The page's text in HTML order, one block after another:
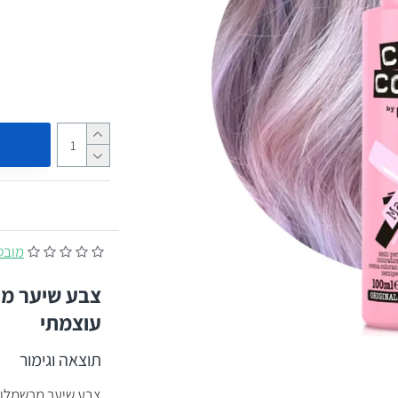
מובסס
עוצמתי
תוצאה וגימור